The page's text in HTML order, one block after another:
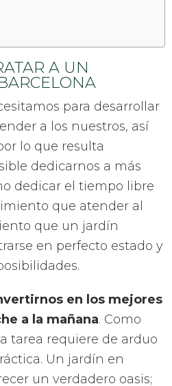
A UN
para desarrollar
a los nuestros, así
lo que resulta
dedicarnos a más
dedicar el tiempo libre
que atender al
que un jardín
en perfecto estado y
en los mejores
a la mañana. Como
tarea requiere de arduo
Un jardín en
un verdadero oasis;